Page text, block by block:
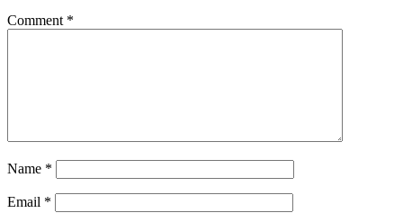
Comment *
Name *
Email *